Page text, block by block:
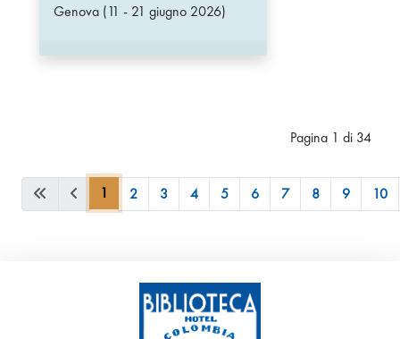
Genova (11 - 21 giugno 2026)
Pagina 1 di 34
1 2 3 4 5 6 7 8 9 10